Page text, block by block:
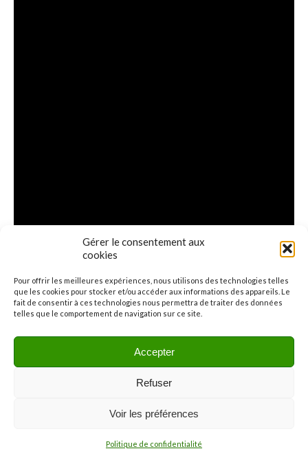
Gérer le consentement aux
cookies
Pour offrir les meilleures expériences, nous utilisons des technologies telles
que les cookies pour stocker et/ou accéder aux informations des appareils. Le
fait de consentir à ces technologies nous permettra de traiter des données
telles que le comportement de navigation sur ce site.
Accepter
Refuser
Voir les préférences
Politique de confidentialité
© 2026